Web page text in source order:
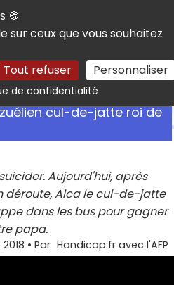
🍪
sur ceux que vous souhaitez
Tout refuser Personnaliser
de confidentialitéRechercher
cul-de-jatte roi de
Aujourd'hui, après
déroute, Alca le cul-de-jatte
dans les bus pour gagner
papa.
• Par Handicap.fr avec l'AFP